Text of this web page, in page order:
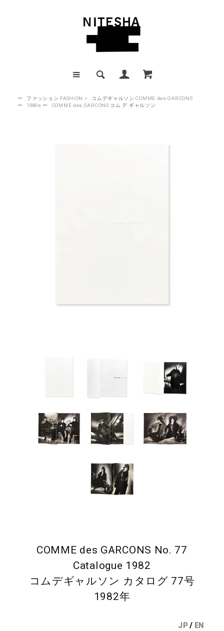
ー ファッション FASHION >
コムデギャルソン COMME des GARCONS
ー
1980s ー COMME des GARCONS コム デ ギャルソン
COMME des GARCONS No. 77
Catalogue 1982
コムデギャルソン カタログ 77号
1982年
JP / EN